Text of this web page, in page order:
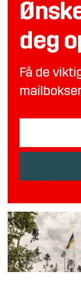
deg
Få de